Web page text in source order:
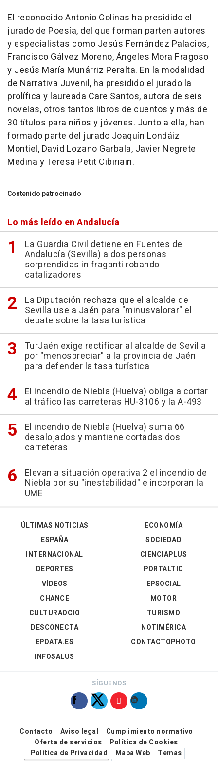
El reconocido Antonio Colinas ha presidido el
jurado de Poesía, del que forman parten autores
y especialistas como Jesús Fernández Palacios,
Francisco Gálvez Moreno, Ángeles Mora Fragoso
y Jesús María Munárriz Peralta. En la modalidad
de Narrativa Juvenil, ha presidido el jurado la
prolífica y laureada Care Santos, autora de seis
novelas, otros tantos libros de cuentos y más de
30 títulos para niños y jóvenes. Junto a ella, han
formado parte del jurado Joaquín Londáiz
Montiel, David Lozano Garbala, Javier Negrete
Medina y Teresa Petit Cibiriain.
Contenido patrocinado
Lo más leído en Andalucía
La Guardia Civil detiene en Fuentes de
Andalucía (Sevilla) a dos personas
sorprendidas in fraganti robando
catalizadores
La Diputación rechaza que el alcalde de
Sevilla use a Jaén para "minusvalorar" el
debate sobre la tasa turística
TurJaén exige rectificar al alcalde de Sevilla
por "menospreciar" a la provincia de Jaén
para defender la tasa turística
El incendio de Niebla (Huelva) obliga a cortar
al tráfico las carreteras HU-3106 y la A-493
El incendio de Niebla (Huelva) suma 66
desalojados y mantiene cortadas dos
carreteras
Elevan a situación operativa 2 el incendio de
Niebla por su "inestabilidad" e incorporan la
UME
ÚLTIMAS NOTICIAS
ESPAÑA
INTERNACIONAL
DEPORTES
VÍDEOS
ECONOMÍA
SOCIEDAD
CIENCIAPLUS
PORTALTIC
EPSOCIAL
CHANCE
CULTURAOCIO
DESCONECTA
EPDATA.ES
INFOSALUS
MOTOR
TURISMO
NOTIMÉRICA
CONTACTOPHOTO
SÍGUENOS
Contacto Aviso legal
Cumplimiento normativo
Oferta de servicios
Política de Cookies
Política de Privacidad
Mapa Web
Temas